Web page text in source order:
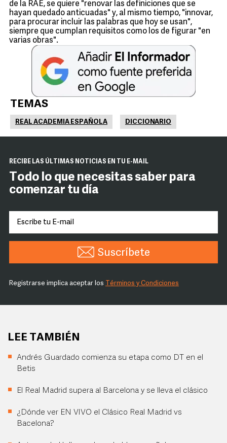
de la RAE, se quiere "renovar las definiciones que se
hayan quedado anticuadas" y, al mismo tiempo, "innovar,
para procurar incluir las palabras que hoy se usan",
siempre que cumplan requisitos como los de figurar "en
varias obras".
TEMAS
REAL ACADEMIA ESPAÑOLA DICCIONARIO
RECIBE LAS ÚLTIMAS NOTICIAS EN TU E-MAIL
Todo lo que necesitas saber para
comenzar tu día
Suscríbete
Registrarse implica aceptar los Términos y Condiciones
LEE TAMBIÉN
Andrés Guardado comienza su etapa como DT en el
Betis
El Real Madrid supera al Barcelona y se lleva el clásico
¿Dónde ver EN VIVO el Clásico Real Madrid vs
Bacelona?